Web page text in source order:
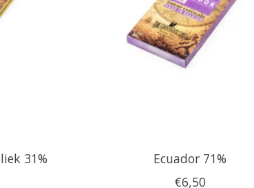
31%
Ecuador 71%
€6,50